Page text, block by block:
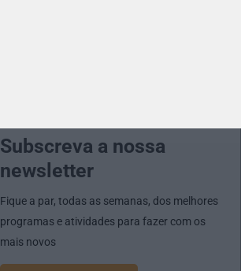
Subscreva a nossa
newsletter
Fique a par, todas as semanas, dos melhores
programas e atividades para fazer com os
mais novos